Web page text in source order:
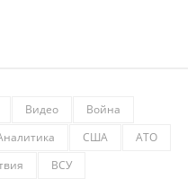
Видео
Война
США
АТО
ВСУ